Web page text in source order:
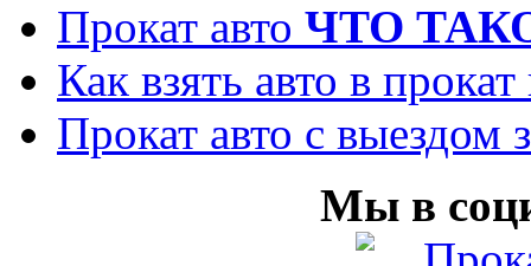
Прокат авто ЧТО
Как взять авто в
Прокат авто с выездом
Мы в